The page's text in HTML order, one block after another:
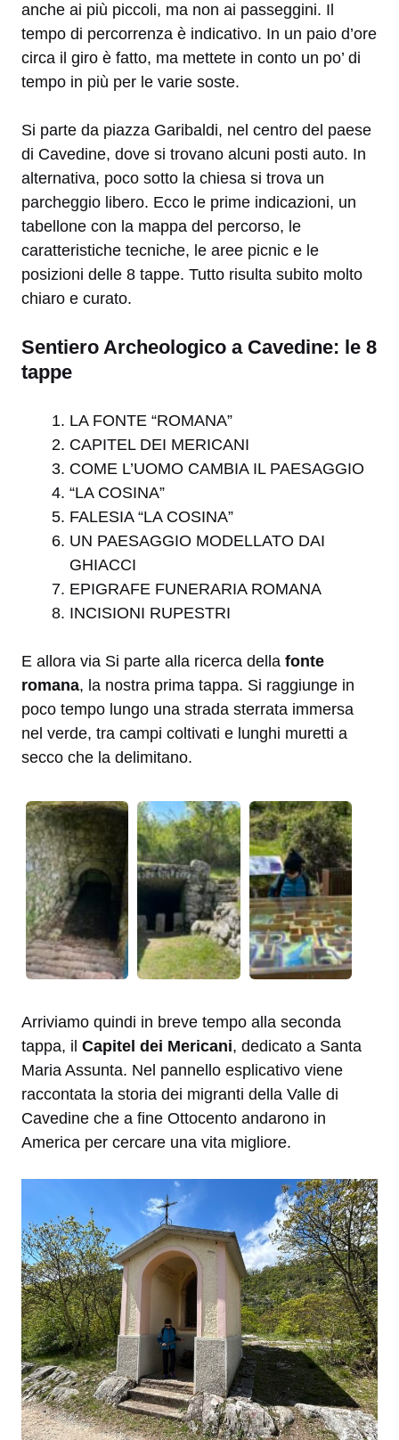
anche ai più piccoli, ma non ai passeggini. Il
tempo di percorrenza è indicativo. In un paio d’ore
circa il giro è fatto, ma mettete in conto un po’ di
tempo in più per le varie soste.
Si parte da piazza Garibaldi, nel centro del paese
di Cavedine, dove si trovano alcuni posti auto. In
alternativa, poco sotto la chiesa si trova un
parcheggio libero. Ecco le prime indicazioni, un
tabellone con la mappa del percorso, le
caratteristiche tecniche, le aree picnic e le
posizioni delle 8 tappe. Tutto risulta subito molto
chiaro e curato.
Sentiero Archeologico a Cavedine: le 8
tappe
LA FONTE “ROMANA”
CAPITEL DEI MERICANI
COME L’UOMO CAMBIA IL PAESAGGIO
“LA COSINA”
FALESIA “LA COSINA”
UN PAESAGGIO MODELLATO DAI
GHIACCI
EPIGRAFE FUNERARIA ROMANA
INCISIONI RUPESTRI
E allora via Si parte alla ricerca della fonte
romana, la nostra prima tappa. Si raggiunge in
poco tempo lungo una strada sterrata immersa
nel verde, tra campi coltivati e lunghi muretti a
secco che la delimitano.
Arriviamo quindi in breve tempo alla seconda
tappa, il Capitel dei Mericani, dedicato a Santa
Maria Assunta. Nel pannello esplicativo viene
raccontata la storia dei migranti della Valle di
Cavedine che a fine Ottocento andarono in
America per cercare una vita migliore.